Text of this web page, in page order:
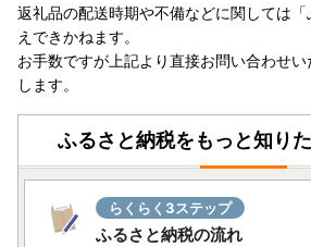
返礼品の配送時期や不備などに関しては
えできかねます。
お手数ですが上記より直接お問い合わせ
します。
ふるさと納税をもっと知り
らくらく3ステップ
ふるさと納税の流れ